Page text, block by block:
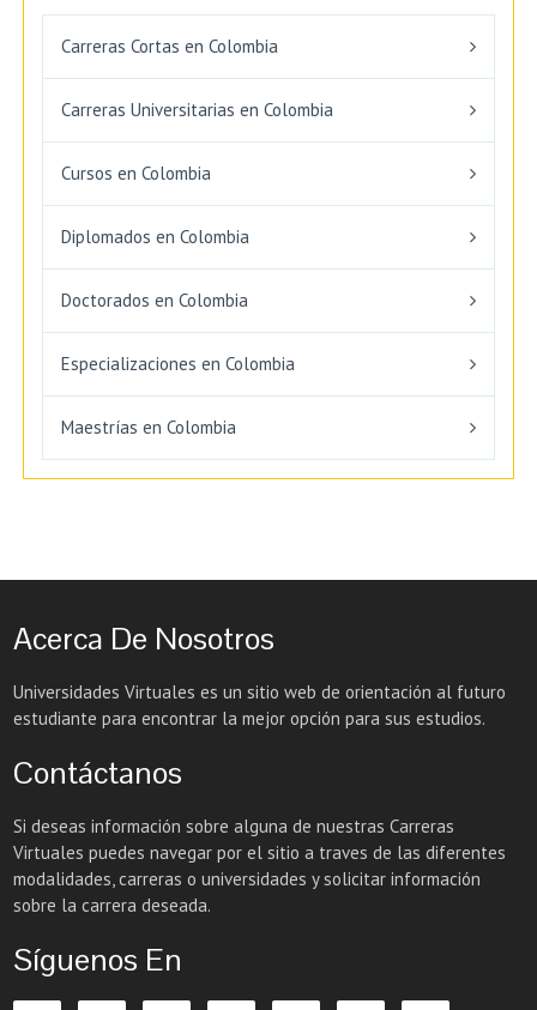
Carreras Cortas en Colombia
Carreras Universitarias en Colombia
Cursos en Colombia
Diplomados en Colombia
Doctorados en Colombia
Especializaciones en Colombia
Maestrías en Colombia
Acerca De Nosotros
Universidades Virtuales es un sitio web de orientación al futuro
estudiante para encontrar la mejor opción para sus estudios.
Contáctanos
Si deseas información sobre alguna de nuestras Carreras
Virtuales puedes navegar por el sitio a traves de las diferentes
modalidades, carreras o universidades y solicitar información
sobre la carrera deseada.
Síguenos En